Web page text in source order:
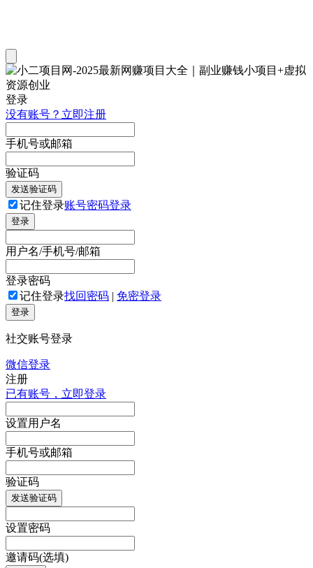
登录
没有账号？立即注册
手机号或邮箱
验证码
发送验证码
记住登录账号密码登录
登录
用户名/手机号/邮箱
登录密码
记住登录找回密码 | 免密登录
登录
社交账号登录
微信登录
注册
已有账号，立即登录
设置用户名
手机号或邮箱
验证码
发送验证码
设置密码
邀请码(选填)